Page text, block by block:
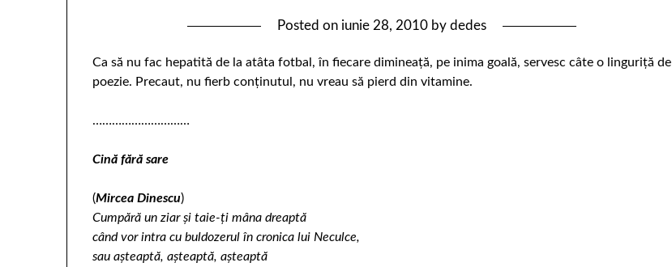
Posted on iunie 28, 2010 bydedes
Ca să nu fac hepatită de la atâta fotbal, în fiecare dimineaţă, pe inima goală, servesc câte o linguriţă de
poezie. Precaut, nu fierb conţinutul, nu vreau să pierd din vitamine.
…………………………
Cină fără sare
(Mircea Dinescu)
Cumpără un ziar şi taie-ţi mâna dreaptă
când vor intra cu buldozerul în cronica lui Neculce,
sau aşteaptă, aşteaptă, aşteaptă